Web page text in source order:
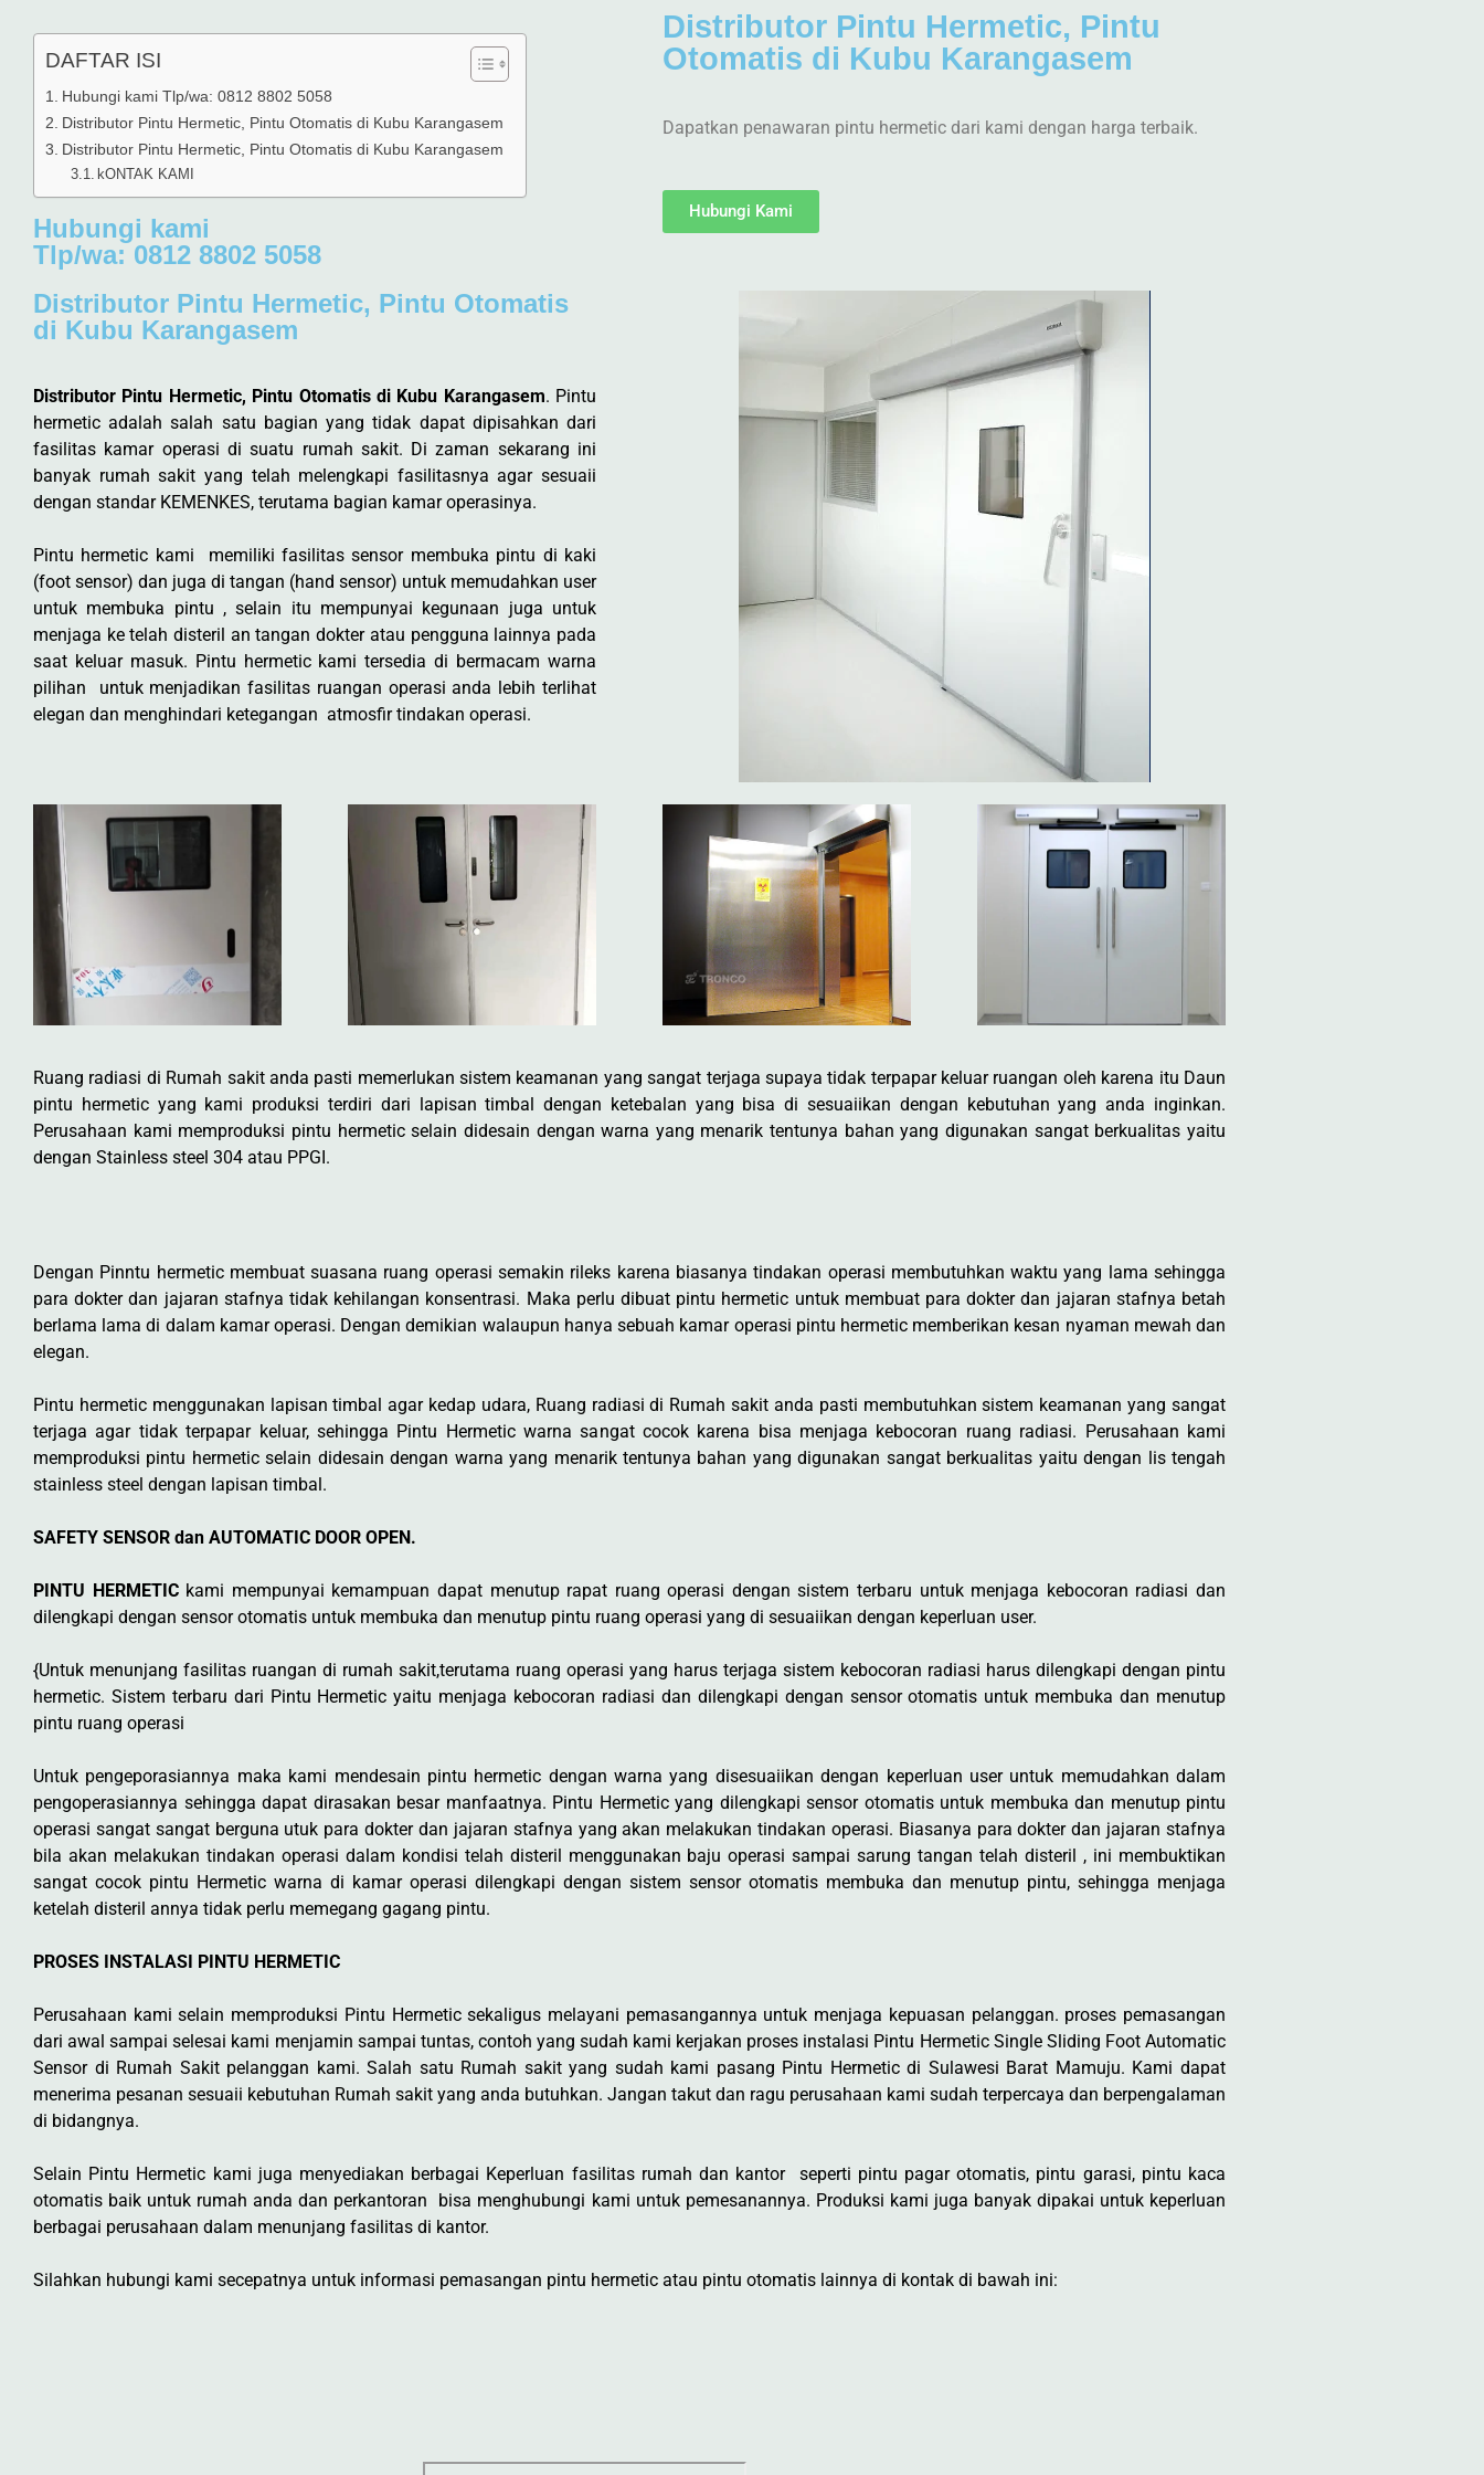
DAFTAR ISI
Hubungi kami Tlp/wa: 0812 8802 5058
Distributor Pintu Hermetic, Pintu Otomatis di Kubu Karangasem
Distributor Pintu Hermetic, Pintu Otomatis di Kubu Karangasem
kONTAK KAMI
Hubungi kami
Tlp/wa: 0812 8802 5058
Distributor Pintu Hermetic, Pintu
Otomatis di Kubu Karangasem
Dapatkan penawaran pintu hermetic dari kami dengan harga terbaik.
Hubungi Kami
Distributor Pintu Hermetic, Pintu Otomatis
di Kubu Karangasem
Distributor Pintu Hermetic, Pintu Otomatis di Kubu Karangasem. Pintu
hermetic adalah salah satu bagian yang tidak dapat dipisahkan dari
fasilitas kamar operasi di suatu rumah sakit. Di zaman sekarang ini
banyak rumah sakit yang telah melengkapi fasilitasnya agar sesuaii
dengan standar KEMENKES, terutama bagian kamar operasinya.
Pintu hermetic kami memiliki fasilitas sensor membuka pintu di kaki
(foot sensor) dan juga di tangan (hand sensor) untuk memudahkan user
untuk membuka pintu , selain itu mempunyai kegunaan juga untuk
menjaga ke telah disteril an tangan dokter atau pengguna lainnya pada
saat keluar masuk. Pintu hermetic kami tersedia di bermacam warna
pilihan untuk menjadikan fasilitas ruangan operasi anda lebih terlihat
elegan dan menghindari ketegangan atmosfir tindakan operasi.
Ruang radiasi di Rumah sakit anda pasti memerlukan sistem keamanan yang sangat terjaga supaya tidak terpapar keluar ruangan oleh karena itu Daun
pintu hermetic yang kami produksi terdiri dari lapisan timbal dengan ketebalan yang bisa di sesuaiikan dengan kebutuhan yang anda inginkan.
Perusahaan kami memproduksi pintu hermetic selain didesain dengan warna yang menarik tentunya bahan yang digunakan sangat berkualitas yaitu
dengan Stainless steel 304 atau PPGI.
Dengan Pinntu hermetic membuat suasana ruang operasi semakin rileks karena biasanya tindakan operasi membutuhkan waktu yang lama sehingga
para dokter dan jajaran stafnya tidak kehilangan konsentrasi. Maka perlu dibuat pintu hermetic untuk membuat para dokter dan jajaran stafnya betah
berlama lama di dalam kamar operasi. Dengan demikian walaupun hanya sebuah kamar operasi pintu hermetic memberikan kesan nyaman mewah dan
elegan.
Pintu hermetic menggunakan lapisan timbal agar kedap udara, Ruang radiasi di Rumah sakit anda pasti membutuhkan sistem keamanan yang sangat
terjaga agar tidak terpapar keluar, sehingga Pintu Hermetic warna sangat cocok karena bisa menjaga kebocoran ruang radiasi. Perusahaan kami
memproduksi pintu hermetic selain didesain dengan warna yang menarik tentunya bahan yang digunakan sangat berkualitas yaitu dengan lis tengah
stainless steel dengan lapisan timbal.
SAFETY SENSOR dan AUTOMATIC DOOR OPEN.
PINTU HERMETICkami mempunyai kemampuan dapat menutup rapat ruang operasi dengan sistem terbaru untuk menjaga kebocoran radiasi dan
dilengkapi dengan sensor otomatis untuk membuka dan menutup pintu ruang operasi yang di sesuaiikan dengan keperluan user.
{Untuk menunjang fasilitas ruangan di rumah sakit,terutama ruang operasi yang harus terjaga sistem kebocoran radiasi harus dilengkapi dengan pintu
hermetic. Sistem terbaru dari Pintu Hermetic yaitu menjaga kebocoran radiasi dan dilengkapi dengan sensor otomatis untuk membuka dan menutup
pintu ruang operasi
Untuk pengeporasiannya maka kami mendesain pintu hermetic dengan warna yang disesuaiikan dengan keperluan user untuk memudahkan dalam
pengoperasiannya sehingga dapat dirasakan besar manfaatnya. Pintu Hermetic yang dilengkapi sensor otomatis untuk membuka dan menutup pintu
operasi sangat sangat berguna utuk para dokter dan jajaran stafnya yang akan melakukan tindakan operasi. Biasanya para dokter dan jajaran stafnya
bila akan melakukan tindakan operasi dalam kondisi telah disteril menggunakan baju operasi sampai sarung tangan telah disteril , ini membuktikan
sangat cocok pintu Hermetic warna di kamar operasi dilengkapi dengan sistem sensor otomatis membuka dan menutup pintu, sehingga menjaga
ketelah disteril annya tidak perlu memegang gagang pintu.
PROSES INSTALASI PINTU HERMETIC
Perusahaan kami selain memproduksi Pintu Hermetic sekaligus melayani pemasangannya untuk menjaga kepuasan pelanggan. proses pemasangan
dari awal sampai selesai kami menjamin sampai tuntas, contoh yang sudah kami kerjakan proses instalasi Pintu Hermetic Single Sliding Foot Automatic
Sensor di Rumah Sakit pelanggan kami. Salah satu Rumah sakit yang sudah kami pasang Pintu Hermetic di Sulawesi Barat Mamuju. Kami dapat
menerima pesanan sesuaii kebutuhan Rumah sakit yang anda butuhkan. Jangan takut dan ragu perusahaan kami sudah terpercaya dan berpengalaman
di bidangnya.
Selain Pintu Hermetic kami juga menyediakan berbagai Keperluan fasilitas rumah dan kantor seperti pintu pagar otomatis, pintu garasi, pintu kaca
otomatis baik untuk rumah anda dan perkantoran bisa menghubungi kami untuk pemesanannya. Produksi kami juga banyak dipakai untuk keperluan
berbagai perusahaan dalam menunjang fasilitas di kantor.
Silahkan hubungi kami secepatnya untuk informasi pemasangan pintu hermetic atau pintu otomatis lainnya di kontak di bawah ini: